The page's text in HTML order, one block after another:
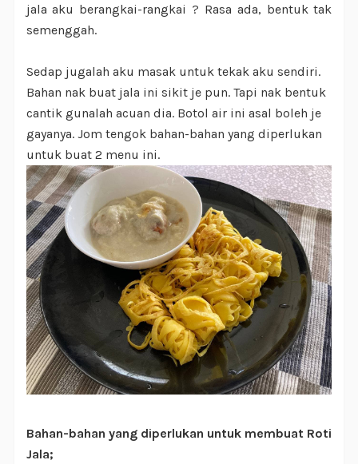
jala aku berangkai-rangkai ? Rasa ada, bentuk tak
semenggah.
Sedap jugalah aku masak untuk tekak aku sendiri.
Bahan nak buat jala ini sikit je pun. Tapi nak bentuk
cantik gunalah acuan dia. Botol air ini asal boleh je
gayanya. Jom tengok bahan-bahan yang diperlukan
untuk buat 2 menu ini.
Bahan-bahan yang diperlukan untuk membuat Roti
Jala;